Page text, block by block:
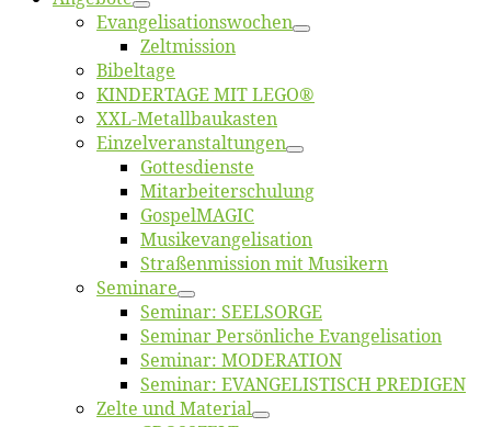
Evangelisa­tions­wo­chen
Zelt­mis­si­on
Bi­bel­ta­ge
KINDERTAGE MIT LEGO®
XXL-Me­­tal­l­­bau­­kas­­ten
Einzelver­an­stal­tungen
Got­tes­diens­te
Mitarbeiter­schulung
Gos­pel­MA­GIC
Musikevan­ge­li­sa­tion
Straßenmis­sion mit Musikern
Se­mi­na­re
Se­mi­nar: SEELSORGE
Se­mi­nar Per­sön­li­che Evangelisation
Se­mi­nar: MODERATION
Se­mi­nar: EVANGELISTISCH PREDIGEN
Zel­te und Material